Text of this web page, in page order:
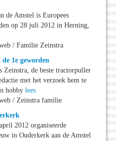
de Amstel is Europees
op 28 juli 2012 in Herning,
/ Familie Zeinstra
1e geworden
Zeinstra, de beste tractorpuller
met het verzoek hem te
hobby lees
/ Zeinstra familie
2012 organiseerde
in Ouderkerk aan de Amstel